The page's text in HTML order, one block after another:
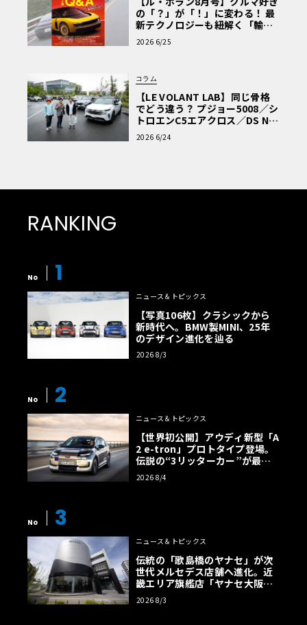
の「？」が「！」に変わる！ 最
新テクノロジーも紐解く「輸入
車Q&A」
2026 6/25
コラム
【LE VOLANT LAB】同じ骨格
でどう違う？ プジョー5008／シ
トロエンC5エアクロス／DS Nº4
読者一気乗りレポート
2026 6/24
RANKING
No 1
ニュース＆トピックス
【写真106枚】クラシックから
新時代へ。BMW製MINI、25年
のデザイン進化を辿る
2026 8/3
No 2
ニュース＆トピックス
【世界初公開】アウディ新型「A
2 e-tron」プロトタイプ登場。
伝説の“3リッターカー”が最高
効率エントリーBEVとして復活
【画像38枚】
2026 8/4
No 3
ニュース＆トピックス
伝統の「歌島橋のヤナセ」が次
世代メルセデス店舗へ進化。近
畿エリア旗艦店「ヤナセ大阪支
店」がリニューアル
2026 8/3